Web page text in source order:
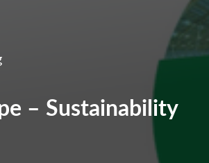
– Sustainability